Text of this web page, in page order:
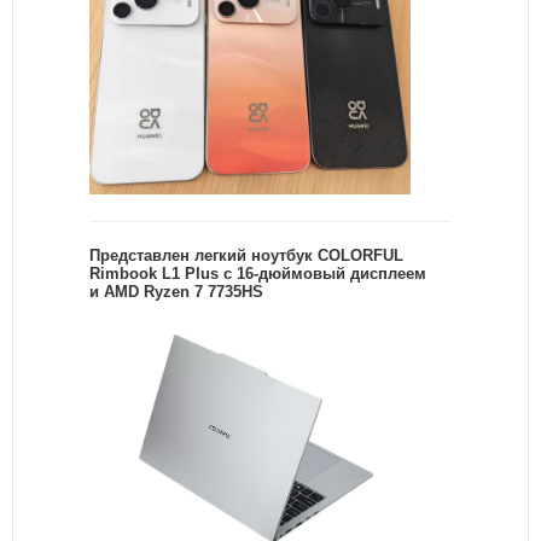
Представлен легкий ноутбук COLORFUL
Rimbook L1 Plus с 16-дюймовый дисплеем
и AMD Ryzen 7 7735HS